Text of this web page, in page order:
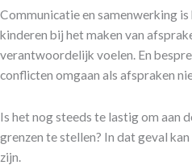
Communicatie en samenwerking
kinderen bij het maken van
verantwoordelijk voelen. En
conflicten omgaan als afspraken
Is het nog steeds te lastig om aan
grenzen te stellen? In dat geval
zijn.